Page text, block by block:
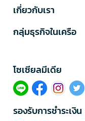
เกี่ยวกับเรา
กลุ่มธุรกิจในเครือ
โซเซียลมีเดีย​
รองรับการชำระเงิน